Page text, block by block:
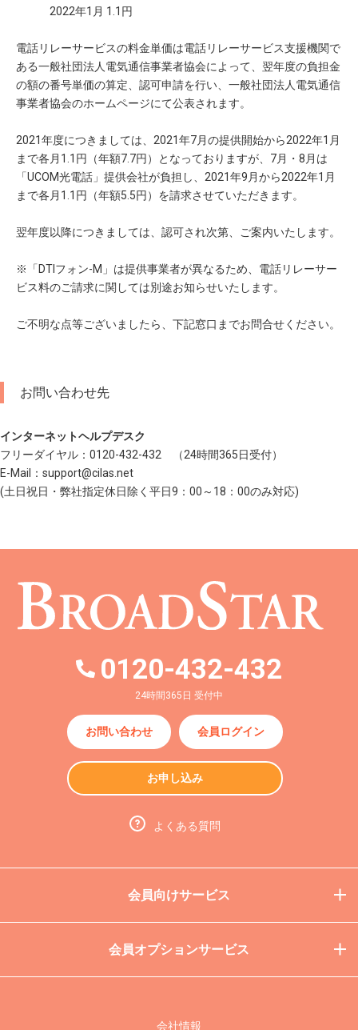
2022年1月 1.1円
電話リレーサービスの料金単価は電話リレーサービス支援機関で
ある一般社団法人電気通信事業者協会によって、翌年度の負担金
の額の番号単価の算定、認可申請を行い、一般社団法人電気通信
事業者協会のホームページにて公表されます。
2021年度につきましては、2021年7月の提供開始から2022年1月
まで各月1.1円（年額7.7円）となっておりますが、7月・8月は
「UCOM光電話」提供会社が負担し、2021年9月から2022年1月
まで各月1.1円（年額5.5円）を請求させていただきます。
翌年度以降につきましては、認可され次第、ご案内いたします。
※「DTIフォン-M」は提供事業者が異なるため、電話リレーサー
ビス料のご請求に関しては別途お知らせいたします。
ご不明な点等ございましたら、下記窓口までお問合せください。
お問い合わせ先
インターネットヘルプデスク
フリーダイヤル：0120-432-432 （24時間365日受付）
E-Mail：support@cilas.net
(土日祝日・弊社指定休日除く平日9：00～18：00のみ対応)
0120-432-432
24時間365日 受付中
お問い合わせ 会員ログイン
お申し込み
よくある質問
会員向けサービス
会員オプションサービス
会社情報